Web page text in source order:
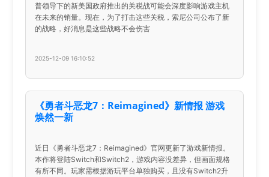
普领导下的新美国政府推出的关税战可能会深度影响游戏主机
在未来的销量。现在，为了打击这些关税，索尼公司公布了新
的战略，好消息是这些战略不会伤害
2025-12-09 16:10:52
《勇者斗恶龙7：Reimagined》新情报 游戏
焕然一新
近日《勇者斗恶龙7：Reimagined》官网更新了游戏新情报。
本作将登陆Switch和Switch2，游戏内容没差异，但画面规格
有所不同。玩家需根据游玩平台单独购买，且没有Switch2升